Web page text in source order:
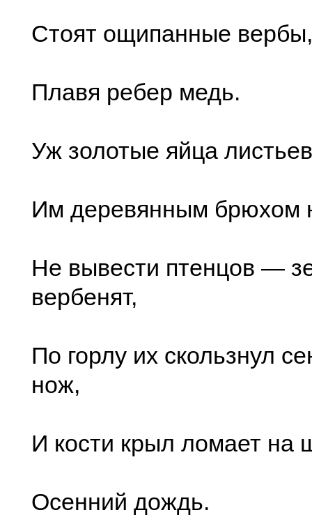
Стоят ощипанные вербы,
Плавя ребер медь.
Уж золотые яйца
Им деревянным брюхом
Не вывести птенцов —
вербенят,
По горлу их скользнул
нож,
И кости крыл ломает на
Осенний дождь.